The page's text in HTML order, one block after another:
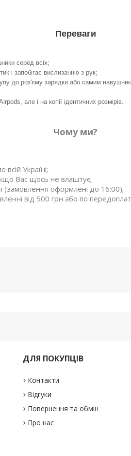
Переваги
серед всіх;
і запобігає вислизанню з рук;
до роз'єму зарядки або самим
але і на копії ідентичних розмірів.
Чому ми?
Україні;
Вас щось не влаштує;
(замовлення оформлені до 16:00);
від 500 грн або по
ДЛЯ ПОКУПЦІВ
Контакти
Відгуки
Повернення та обмін
Про нас